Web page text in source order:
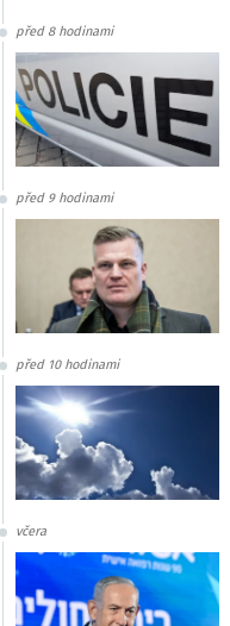
před 8 hodinami
před 9 hodinami
před 10 hodinami
včera